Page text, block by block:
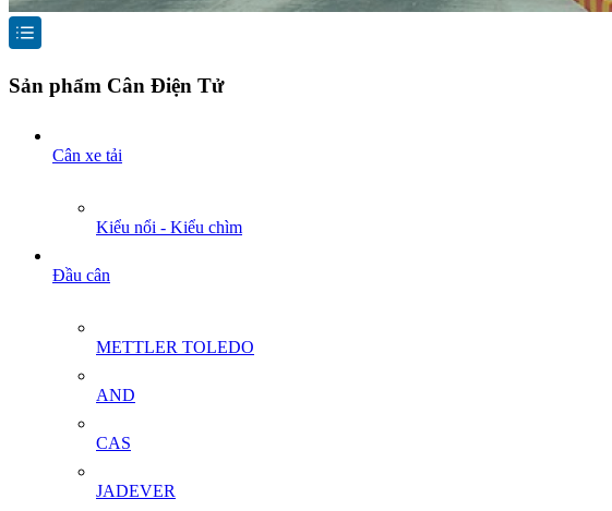
Sản phẩm Cân Điện Tử
Cân xe tải
Kiểu nổi - Kiểu chìm
Đầu cân
METTLER TOLEDO
AND
CAS
JADEVER